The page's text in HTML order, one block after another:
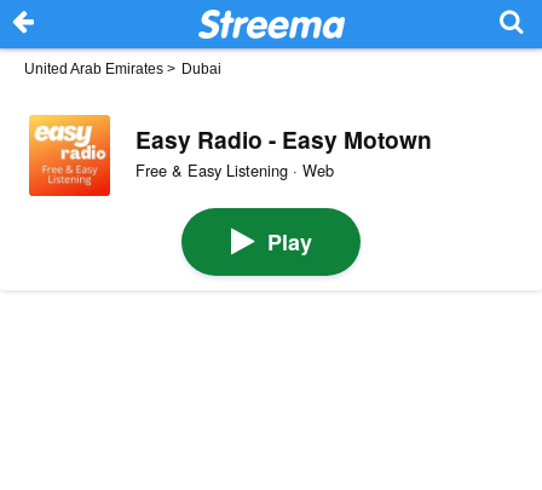
United Arab Emirates > Dubai
Easy Radio - Easy Motown
Free & Easy Listening · Web
Play